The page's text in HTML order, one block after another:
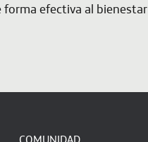
efectiva al bienestar